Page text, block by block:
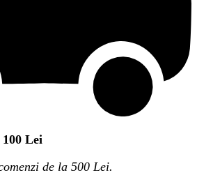
100 Lei
de la 500 Lei.